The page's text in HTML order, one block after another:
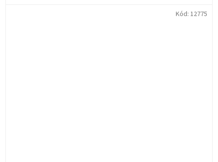
Kód: 12775